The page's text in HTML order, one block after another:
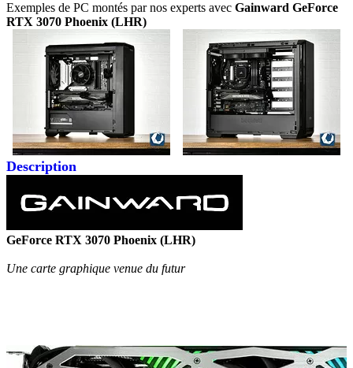
Exemples de PC montés par nos experts avec Gainward GeForce
RTX 3070 Phoenix (LHR)
Description
GeForce RTX 3070 Phoenix (LHR)
Une carte graphique venue du futur